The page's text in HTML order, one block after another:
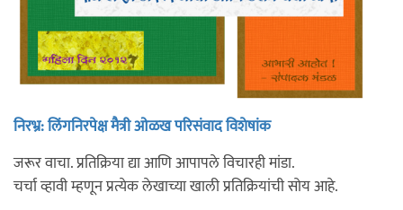
निरभ्र: लिंगनिरपेक्ष मैत्री ओळख परिसंवाद विशेषांक
जरूर वाचा. प्रतिक्रिया द्या आणि आपापले विचारही मांडा.
चर्चा व्हावी म्हणून प्रत्येक लेखाच्या खाली प्रतिक्रियांची सोय आहे.